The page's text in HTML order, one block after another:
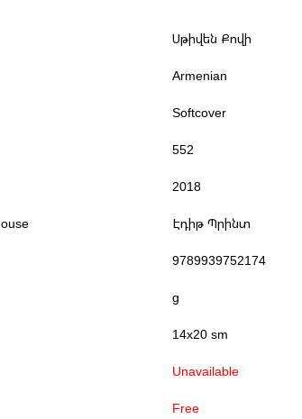
Սթիվեն Քովի
Armenian
Softcover
552
2018
Էդիթ Պրինտ
9789939752174
g
14x20 sm
Unavailable
Free